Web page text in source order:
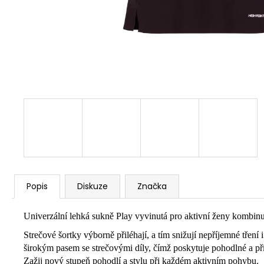
Popis Diskuze Značka
Univerzální lehká sukně Play vyvinutá pro aktivní ženy
Strečové šortky výborně přiléhají, a tím snižují nepříjemné
širokým pasem se strečovými díly, čímž poskytuje pohodlné a
Zažij nový stupeň pohodlí a stylu při každém aktivním pohybu.